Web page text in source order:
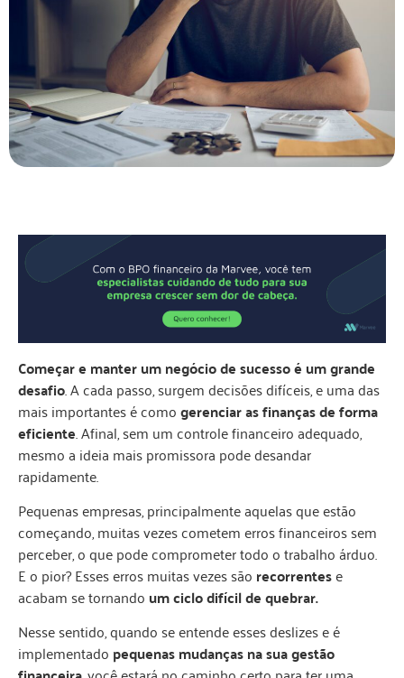
Começar e manter um negócio de sucesso é um grande
desafio. A cada passo, surgem decisões difíceis, e uma das
mais importantes é comogerenciar as finanças de forma
eficiente. Afinal, sem um controle financeiro adequado,
mesmo a ideia mais promissora pode desandar
rapidamente.
Pequenas empresas, principalmente aquelas que estão
começando, muitas vezes cometem erros financeiros sem
perceber, o que pode comprometer todo o trabalho árduo.
E o pior? Esses erros muitas vezes são recorrentese
acabam se tornando um ciclo difícil de quebrar.
Nesse sentido, quando se entende esses deslizes e é
implementado pequenas mudanças na sua gestão